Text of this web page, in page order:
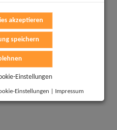
akzeptieren
speichern
Einstellungen
Einstellungen Impressum